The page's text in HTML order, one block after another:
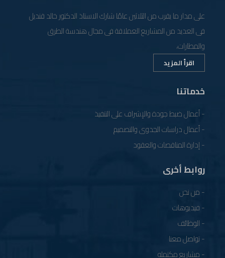
على مدار ما يقرب من الثلاثين عامًا شارك الاستاذ الدكتور خالد قنديل
فى العديد من المشاريع العملاقة فى مجال هندسة الطرق
والمطارات،
اقرأ المزيد
خدماتنا
- أعمال ضبط جودة والإشراف على التنفيذ
- أعمال دراسات الجدوى والتصميم
- إدارة المناقصات والعقود
روابط أخرى
- من نحن
- فيديوهات
- الوظائف
- تواصل معنا
- مشاريع مكتمله